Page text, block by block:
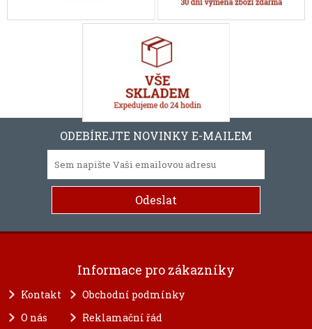
ODEBÍREJTE NOVINKY E-MAILEM
Informace pro zákazníky
Kontakt
O nás
Obchodní podmínky
Reklamační řád